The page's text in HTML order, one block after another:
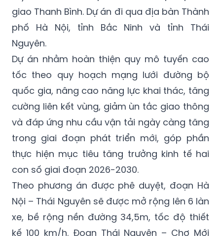
giao Thanh Bình. Dự án đi qua địa bàn Thành
phố Hà Nội, tỉnh Bắc Ninh và tỉnh Thái
Nguyên.
Dự án nhằm hoàn thiện quy mô tuyến cao
tốc theo quy hoạch mạng lưới đường bộ
quốc gia, nâng cao năng lực khai thác, tăng
cường liên kết vùng, giảm ùn tắc giao thông
và đáp ứng nhu cầu vận tải ngày càng tăng
trong giai đoạn phát triển mới, góp phần
thực hiện mục tiêu tăng trưởng kinh tế hai
con số giai đoạn 2026-2030.
Theo phương án được phê duyệt, đoạn Hà
Nội – Thái Nguyên sẽ được mở rộng lên 6 làn
xe, bề rộng nền đường 34,5m, tốc độ thiết
kế 100 km/h. Đoạn Thái Nguyên – Chợ Mới